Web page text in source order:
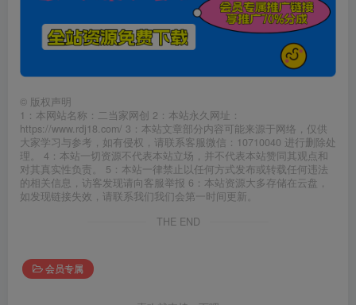
© 版权声明
1：本网站名称：二当家网创 2：本站永久网址：
https://www.rdj18.com/ 3：本站文章部分内容可能来源于网络，仅供
大家学习与参考，如有侵权，请联系客服微信：10710040 进行删除处
理。 4：本站一切资源不代表本站立场，并不代表本站赞同其观点和
对其真实性负责。 5：本站一律禁止以任何方式发布或转载任何违法
的相关信息，访客发现请向客服举报 6：本站资源大多存储在云盘，
如发现链接失效，请联系我们我们会第一时间更新。
THE END
会员专属